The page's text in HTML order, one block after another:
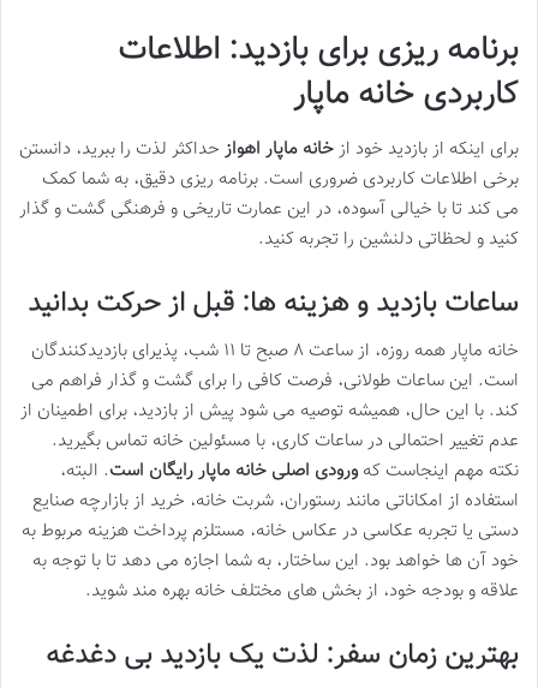
برنامه ریزی برای بازدید: اطلاعات
کاربردی خانه ماپار
برای اینکه از بازدید خود از خانه ماپار اهواز حداکثر لذت را ببرید، دانستن
برخی اطلاعات کاربردی ضروری است. برنامه ریزی دقیق، به شما کمک
می کند تا با خیالی آسوده، در این عمارت تاریخی و فرهنگی گشت و گذار
کنید و لحظاتی دلنشین را تجربه کنید.
ساعات بازدید و هزینه ها: قبل از حرکت بدانید
خانه ماپار همه روزه، از ساعت ۸ صبح تا ۱۱ شب، پذیرای بازدیدکنندگان
است. این ساعات طولانی، فرصت کافی را برای گشت و گذار فراهم می
کند. با این حال، همیشه توصیه می شود پیش از بازدید، برای اطمینان از
عدم تغییر احتمالی در ساعات کاری، با مسئولین خانه تماس بگیرید.
نکته مهم اینجاست که ورودی اصلی خانه ماپار رایگان است. البته،
استفاده از امکاناتی مانند رستوران، شربت خانه، خرید از بازارچه صنایع
دستی یا تجربه عکاسی در عکاس خانه، مستلزم پرداخت هزینه مربوط به
خود آن ها خواهد بود. این ساختار، به شما اجازه می دهد تا با توجه به
علاقه و بودجه خود، از بخش های مختلف خانه بهره مند شوید.
بهترین زمان سفر: لذت یک بازدید بی دغدغه